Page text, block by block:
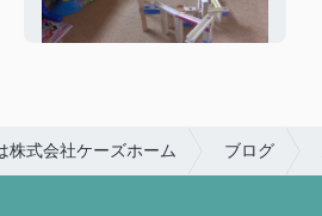
株式会社ケーズホーム ブログ